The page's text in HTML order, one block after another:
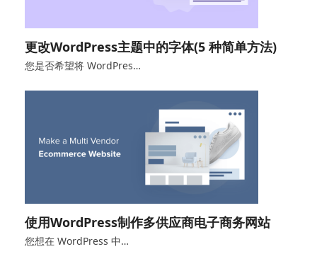
更改WordPress主题中的字体(5 种简单方法)
您是否希望将 WordPres…
使用WordPress制作多供应商电子商务网站
您想在 WordPress 中…